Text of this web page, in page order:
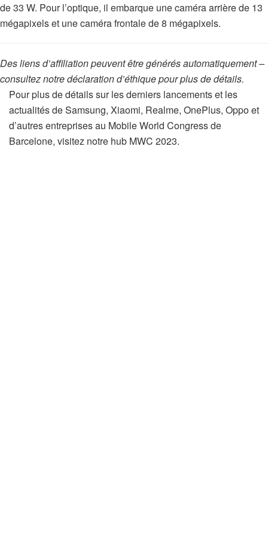
de 33 W. Pour l’optique, il embarque une caméra arrière de 13
mégapixels et une caméra frontale de 8 mégapixels.
Des liens d’affiliation peuvent être générés automatiquement –
consultez notre déclaration d’éthique pour plus de détails.
Pour plus de détails sur les derniers lancements et les
actualités de Samsung, Xiaomi, Realme, OnePlus, Oppo et
d’autres entreprises au Mobile World Congress de
Barcelone, visitez notre hub MWC 2023.